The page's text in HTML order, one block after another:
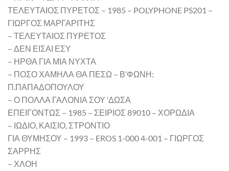
ΤΕΛΕΥΤΑΙΟΣ ΠΥΡΕΤΟΣ – 1985 – POLYPHONE PS201 –
ΓΙΩΡΓΟΣ ΜΑΡΓΑΡΙΤΗΣ
– ΤΕΛΕΥΤΑΙΟΣ ΠΥΡΕΤΟΣ
– ΔΕΝ ΕΙΣΑΙ ΕΣΥ
– ΗΡΘΑ ΓΙΑ ΜΙΑ ΝΥΧΤΑ
– ΠΟΣΟ ΧΑΜΗΛΑ ΘΑ ΠΕΣΩ – Β’ΦΩΝΗ:
Π.ΠΑΠΑΔΟΠΟΥΛΟΥ
– Ο ΠΟΛΛΑ ΓΑΛΟΝΙΑ ΣΟΥ ‘ΔΩΣΑ
ΕΠΕΙΓΟΝΤΩΣ – 1985 – ΣΕΙΡΙΟΣ 89010 – ΧΟΡΩΔΙΑ
– ΙΩΔΙΟ, ΚΑΙΣΙΟ, ΣΤΡΟΝΤΙΟ
ΓΙΑ ΘΥΜΗΣΟΥ – 1993 – EROS 1-000 4-001 – ΓΙΩΡΓΟΣ
ΣΑΡΡΗΣ
– ΧΛΟΗ